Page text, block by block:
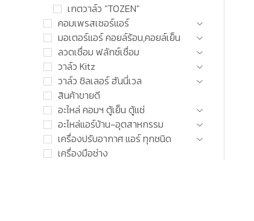
เกตวาล์ว "TOZEN"
คอมเพรสเซอร์แอร์
มอเตอร์แอร์ คอยล์ร้อน,คอยล์เย็น
ลวดเชื่อม ฟลักซ์เชื่อม
วาล์ว Kitz
วาล์ว ชิลเลอร์ ฮันนี่เวล
สินค้าขายดี
อะไหล่ คอมฯ ตู้เย็น ตู้แช่
อะไหล่แอร์บ้าน-อุตสาหกรรม
เครื่องปรับอากาศ แอร์ ทุกชนิด
เครื่องมือช่าง